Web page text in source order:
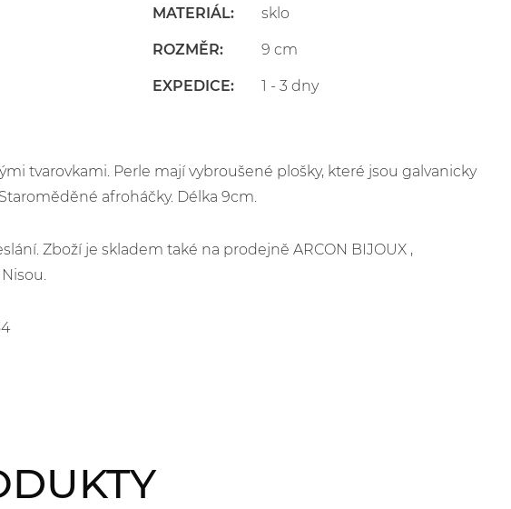
MATERIÁL: sklo
ROZMĚR: 9 cm
EXPEDICE: 1 - 3 dny
tvarovkami. Perle mají vybroušené plošky, které jsou galvanicky
afroháčky. Délka 9cm.
Zboží je skladem také na prodejně ARCON BIJOUX ,